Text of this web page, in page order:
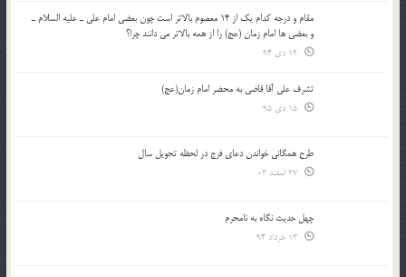
مقام و درجه كدام يك از 14 معصوم بالاتر است چون بعضي امام علي ـ عليه السلام ـ
و بعضي ها امام زمان (عج) را از همه بالاتر مي دانند چرا؟
تشرف علي آقا قاضي به محضر امام زمان(عج)
طرح همگانی خواندن دعای فرج در لحظه تحویل سال
چهل حدیث نگاه به نامحرم